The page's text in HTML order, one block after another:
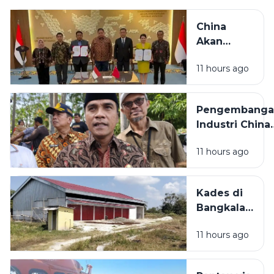
China
Akan
Pabrik
Industri
Karya di
Madura
11 hours ago
Industri China
Dilaksanakan
Bangkalan,
Menyerap
Ribuan
11 hours ago
Kades di
Bangkalan
KDMP
Dibangun
11 hours ago